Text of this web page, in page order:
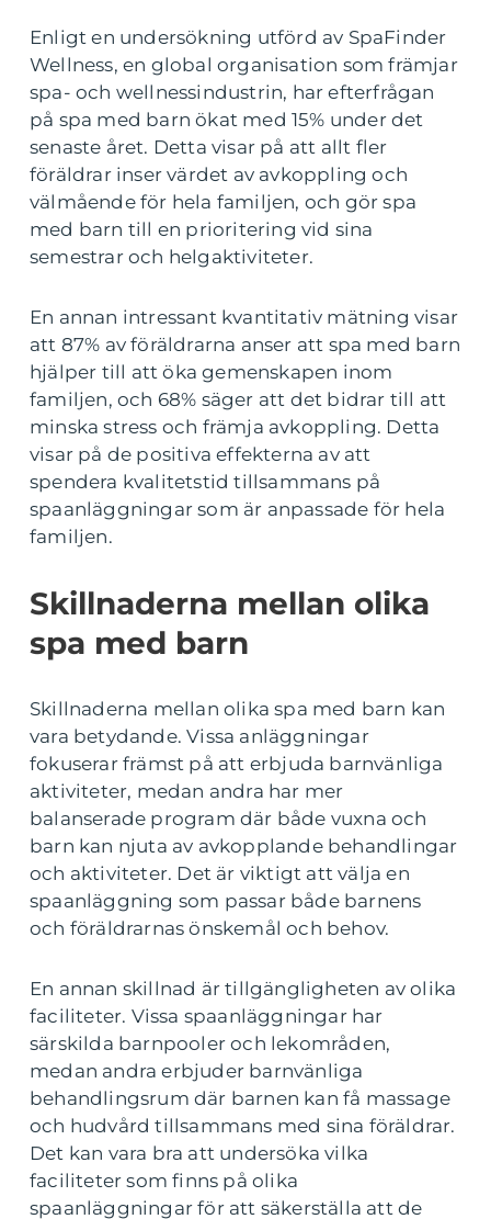
Enligt en undersökning utförd av SpaFinder
Wellness, en global organisation som främjar
spa- och wellnessindustrin, har efterfrågan
på spa med barn ökat med 15% under det
senaste året. Detta visar på att allt fler
föräldrar inser värdet av avkoppling och
välmående för hela familjen, och gör spa
med barn till en prioritering vid sina
semestrar och helgaktiviteter.
En annan intressant kvantitativ mätning visar
att 87% av föräldrarna anser att spa med barn
hjälper till att öka gemenskapen inom
familjen, och 68% säger att det bidrar till att
minska stress och främja avkoppling. Detta
visar på de positiva effekterna av att
spendera kvalitetstid tillsammans på
spaanläggningar som är anpassade för hela
familjen.
Skillnaderna mellan olika
spa med barn
Skillnaderna mellan olika spa med barn kan
vara betydande. Vissa anläggningar
fokuserar främst på att erbjuda barnvänliga
aktiviteter, medan andra har mer
balanserade program där både vuxna och
barn kan njuta av avkopplande behandlingar
och aktiviteter. Det är viktigt att välja en
spaanläggning som passar både barnens
och föräldrarnas önskemål och behov.
En annan skillnad är tillgängligheten av olika
faciliteter. Vissa spaanläggningar har
särskilda barnpooler och lekområden,
medan andra erbjuder barnvänliga
behandlingsrum där barnen kan få massage
och hudvård tillsammans med sina föräldrar.
Det kan vara bra att undersöka vilka
faciliteter som finns på olika
spaanläggningar för att säkerställa att de